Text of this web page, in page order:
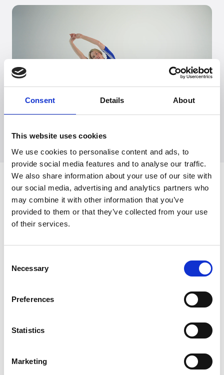
Consent Details About
This website uses cookies
We use cookies to personalise content and ads, to
provide social media features and to analyse our traffic.
We also share information about your use of our site with
our social media, advertising and analytics partners who
may combine it with other information that you’ve
provided to them or that they’ve collected from your use
of their services.
Selection
Necessary
Preferences
Statistics
Marketing
Siirry EasyMotionSkin
Liittyvät uutiset
EasyMotionSkinin Pohjoismaihin – uusi